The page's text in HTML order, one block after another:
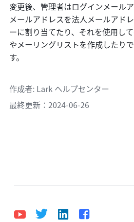
変更後、管理者はログインメール
メールアドレスを法人メールアド
ーに割り当てたり、それを使用し
やメーリングリストを作成したり
す。
作成者: Lark ヘルプセンター
最終更新：2024-06-26